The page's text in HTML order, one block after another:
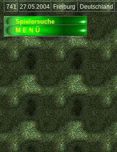
741 27.05.2004 Freiburg Deutschland
Spielersuche
M E N Ü